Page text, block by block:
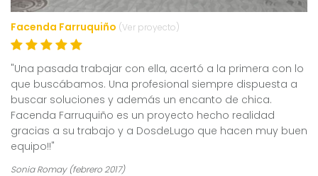
Facenda Farruquiño (Ver proyecto)
"Una pasada trabajar con ella, acertó a la primera con lo
que buscábamos. Una profesional siempre dispuesta a
buscar soluciones y además un encanto de chica.
Facenda Farruquiño es un proyecto hecho realidad
gracias a su trabajo y a DosdeLugo que hacen muy buen
equipo!!"
Sonia Romay (febrero 2017)